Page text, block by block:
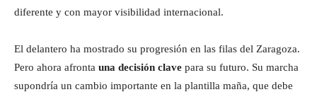
diferente y con mayor visibilidad internacional.
El delantero ha mostrado su progresión en las filas del Zaragoza.
Pero ahora afronta una decisión clave para su futuro. Su marcha
supondría un cambio importante en la plantilla maña, que debe